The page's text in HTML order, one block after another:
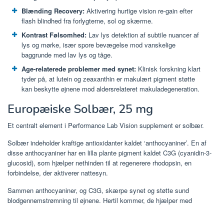
Blænding Recovery: Aktivering hurtige vision re-gain efter
flash blindhed fra forlygterne, sol og skærme.
Kontrast Følsomhed: Lav lys detektion af subtile nuancer af
lys og mørke, især spore bevægelse mod vanskelige
baggrunde med lav lys og tåge.
Age-relaterede problemer med synet: Klinisk forskning klart
tyder på, at lutein og zeaxanthin er makulært pigment støtte
kan beskytte øjnene mod aldersrelateret makuladegeneration.
Europæiske Solbær, 25 mg
Et centralt element i Performance Lab Vision supplement er solbær.
Solbær indeholder kraftige antioxidanter kaldet ‘anthocyaniner’. En af
disse anthocyaniner har en lilla plante pigment kaldet C3G (cyanidin-3-
glucosid), som hjælper nethinden til at regenerere rhodopsin, en
forbindelse, der aktiverer nattesyn.
Sammen anthocyaniner, og C3G, skærpe synet og støtte sund
blodgennemstrømning til øjnene. Hertil kommer, de hjælper med